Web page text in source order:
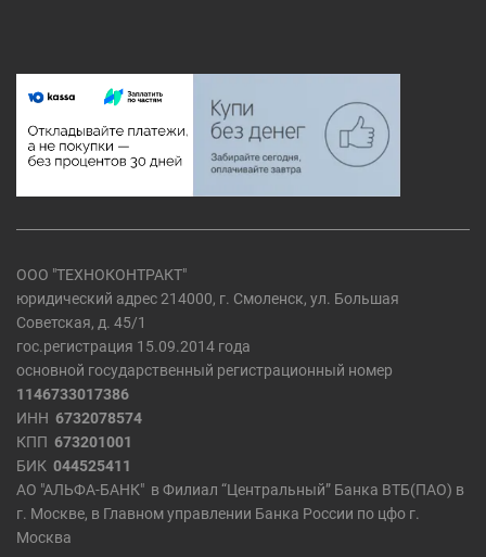
ООО "ТЕХНОКОНТРАКТ"
юридический адрес 214000, г. Смоленск, ул. Большая
Советская, д. 45/1
гос.регистрация 15.09.2014 года
основной государственный регистрационный номер
1146733017386
ИНН 6732078574
КПП 673201001
БИК 044525411
АО "АЛЬФА-БАНК" в Филиал “Центральный” Банка ВТБ(ПАО) в
г. Москве, в Главном управлении Банка России по цфо г.
Москва